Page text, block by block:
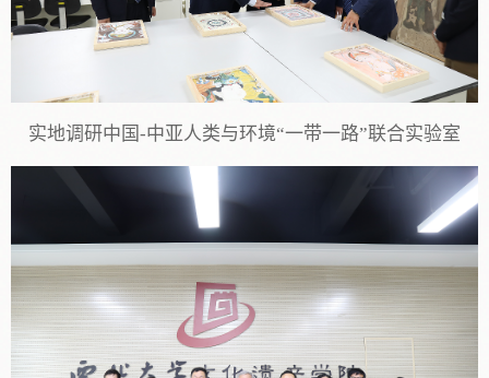
实地调研中国-中亚人类与环境“一带一路”联合实验室